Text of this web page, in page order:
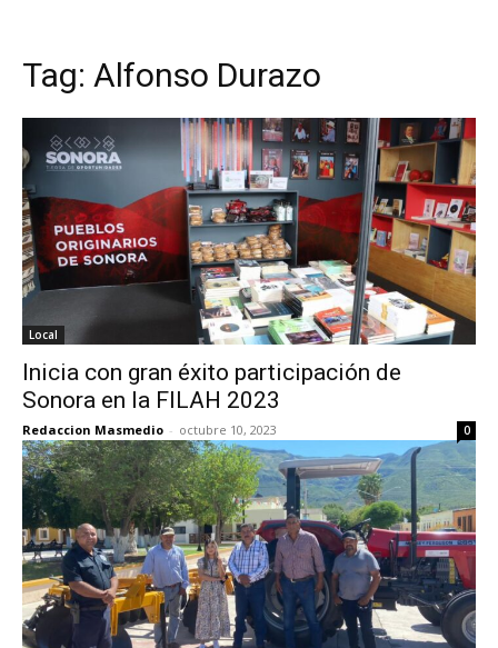
Tag: Alfonso Durazo
Local
Inicia con gran éxito participación de
Sonora en la FILAH 2023
Redaccion Masmedio - octubre 10, 2023 0